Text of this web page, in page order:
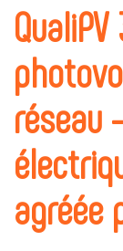
réseau
agréée